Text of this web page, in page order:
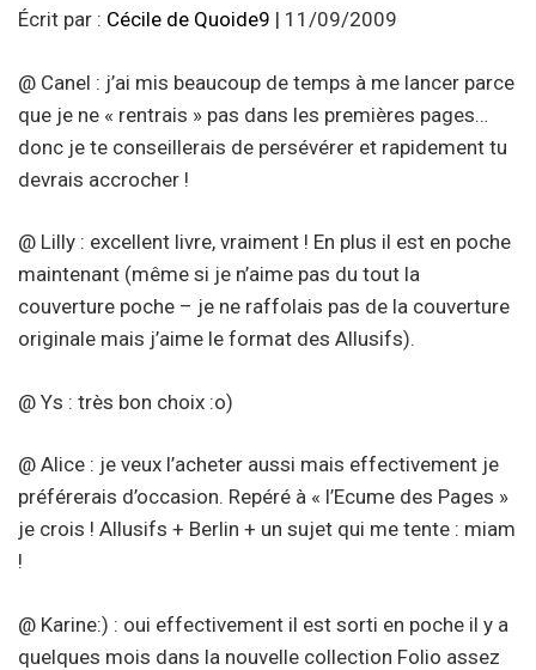
Écrit par : Cécile de Quoide9 | 11/09/2009
@ Canel : j’ai mis beaucoup de temps à me lancer parce
que je ne « rentrais » pas dans les premières pages…
donc je te conseillerais de persévérer et rapidement tu
devrais accrocher !
@ Lilly : excellent livre, vraiment ! En plus il est en poche
maintenant (même si je n’aime pas du tout la
couverture poche – je ne raffolais pas de la couverture
originale mais j’aime le format des Allusifs).
@ Ys : très bon choix :o)
@ Alice : je veux l’acheter aussi mais effectivement je
préférerais d’occasion. Repéré à « l’Ecume des Pages »
je crois ! Allusifs + Berlin + un sujet qui me tente : miam
!
@ Karine:) : oui effectivement il est sorti en poche il y a
quelques mois dans la nouvelle collection Folio assez